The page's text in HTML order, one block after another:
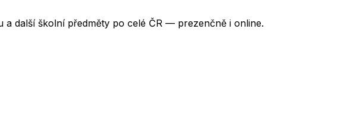
další školní předměty po celé ČR — prezenčně i online.